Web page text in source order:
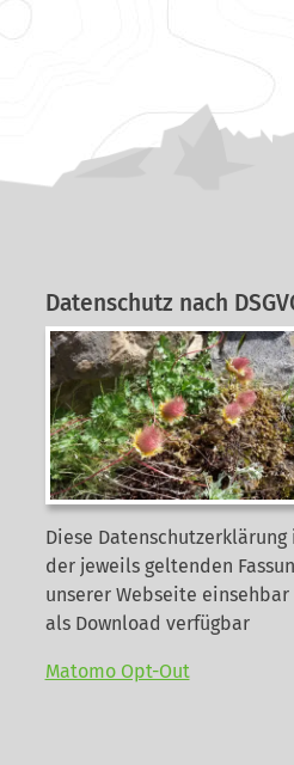
Datenschutz nach
Diese Datenschutzerklärung
der jeweils geltenden
unserer Webseite einsehbar
als Download verfügbar
Matomo Opt-Out